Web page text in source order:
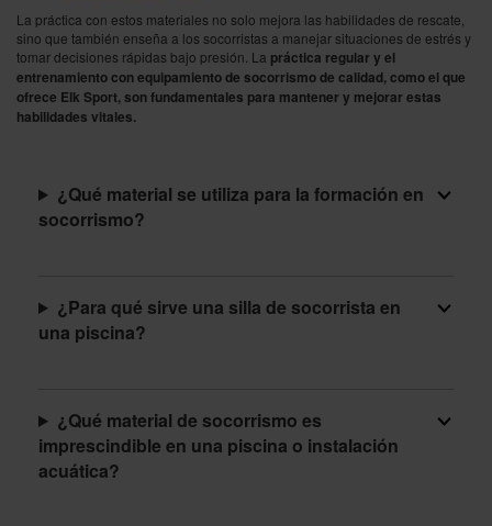
La práctica con estos materiales no solo mejora las habilidades de rescate,
sino que también enseña a los socorristas a manejar situaciones de estrés y
tomar decisiones rápidas bajo presión. La práctica regular y el
entrenamiento con equipamiento de socorrismo de calidad, como el que
ofrece Elk Sport, son fundamentales para mantener y mejorar estas
habilidades vitales.
¿Qué material se utiliza para la formación en
socorrismo?
¿Para qué sirve una silla de socorrista en
una piscina?
¿Qué material de socorrismo es
imprescindible en una piscina o instalación
acuática?